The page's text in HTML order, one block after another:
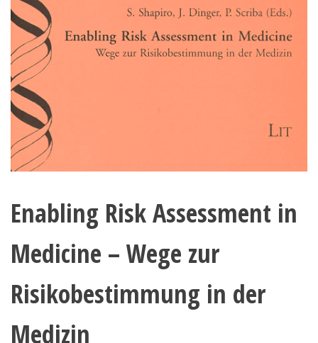
Enabling Risk Assessment in
Medicine – Wege zur
Risikobestimmung in der
Medizin